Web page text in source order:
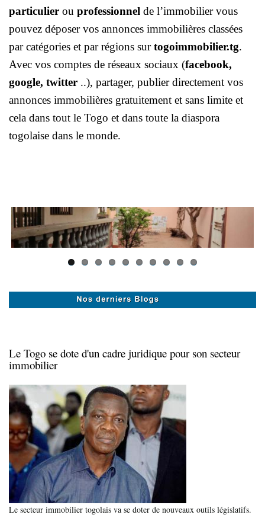
particulier ou professionnel de l’immobilier vous
pouvez déposer vos annonces immobilières classées
par catégories et par régions surtogoimmobilier.tg.
Avec vos comptes de réseaux sociaux (facebook,
google, twitter ..), partager, publier directement vos
annonces immobilières gratuitement et sans limite et
cela dans tout le Togo et dans toute la diaspora
togolaise dans le monde.
Le Togo se dote d'un cadre juridique pour son secteur
immobilier
Le secteur immobilier togolais va se doter de nouveaux outils législatifs.